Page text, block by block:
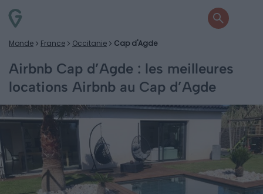
Monde France Occitanie Cap d'Agde
Airbnb Cap d’Agde : les meilleures
locations Airbnb au Cap d’Agde